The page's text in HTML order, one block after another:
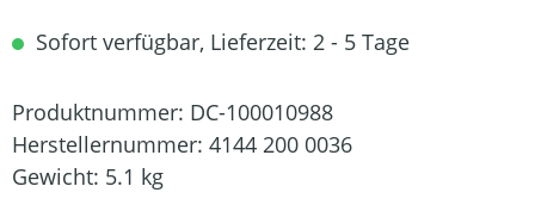
Sofort verfügbar, Lieferzeit: 2 - 5 Tage
Produktnummer: DC-100010988
Herstellernummer: 4144 200 0036
Gewicht: 5.1 kg